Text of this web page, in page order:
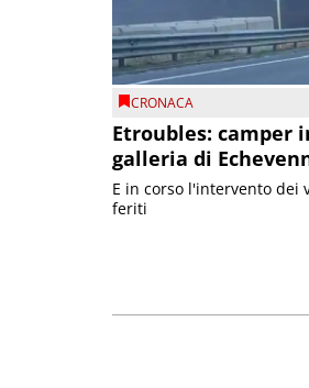
CRONACA
Etroubles: camper
galleria di
E in corso l'intervento dei
feriti